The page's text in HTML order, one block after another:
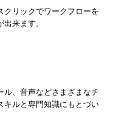
クリックでワークフローを
来ます。
ル、音声などさまざまなチ
キルと専門知識にもとづい